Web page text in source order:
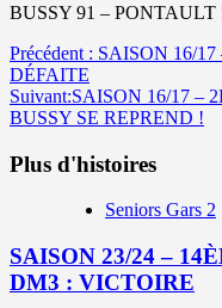
BUSSY 91 – PONTAULT
Navigation
d’article
Précédent : SAISON 16/
DÉFAITE
Suivant:SAISON 16/17 –
BUSSY SE REPREND !
Plus d'histoires
Seniors Gars 2
SAISON 23/24 –
DM3 : VICTOIRE